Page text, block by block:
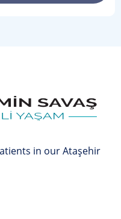
in our Ataşehir